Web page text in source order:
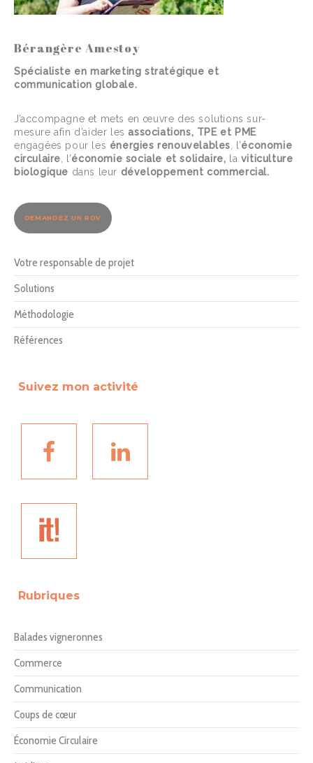
Bérangère Amestoy
Spécialiste en marketing stratégique et
communication globale.
J’accompagne et mets en œuvre des solutions sur-
mesure afin d’aider lesassociations, TPE et PME
engagées pour les énergies renouvelables , l’économie
circulaire , l’économie sociale et solidaire, la viticulture
biologique dans leur développement commercial.
DEMANDEZ UN RDV
Votre responsable de projet
Solutions
Méthodologie
Références
Suivez mon activité
Rubriques
Balades vigneronnes
Commerce
Communication
Coups de cœur
Économie Circulaire